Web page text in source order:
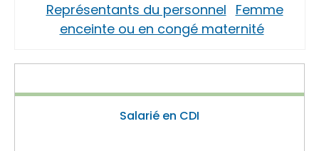
Représentants du personnel Femme
enceinte ou en congé maternité
Salarié en CDI